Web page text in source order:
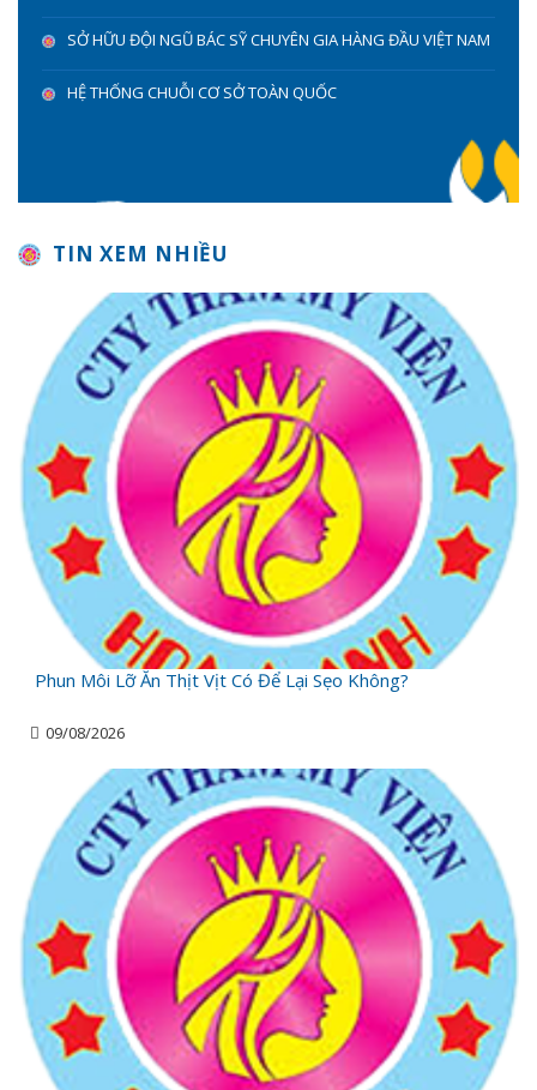
SỞ HỮU ĐỘI NGŨ BÁC SỸ CHUYÊN GIA HÀNG ĐẦU VIỆT NAM
HỆ THỐNG CHUỖI CƠ SỞ TOÀN QUỐC
TIN XEM NHIỀU
Phun Môi Lỡ Ăn Thịt Vịt Có Để Lại Sẹo Không?
09/08/2026